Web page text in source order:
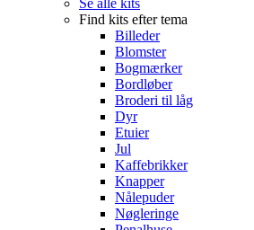
Find kits efter tema
Billeder
Blomster
Bogmærker
Bordløber
Broderi til låg
Dyr
Etuier
Jul
Kaffebrikker
Knapper
Nålepuder
Nøgleringe